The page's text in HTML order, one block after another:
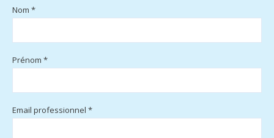
Nom *
Prénom *
Email professionnel *